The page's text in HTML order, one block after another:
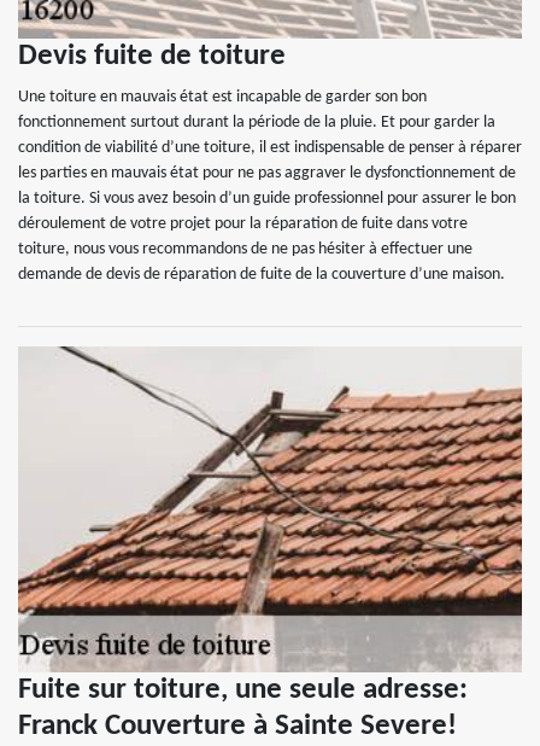
Devis fuite de toiture
Une toiture en mauvais état est incapable de garder son bon
fonctionnement surtout durant la période de la pluie. Et pour garder la
condition de viabilité d’une toiture, il est indispensable de penser à réparer
les parties en mauvais état pour ne pas aggraver le dysfonctionnement de
la toiture. Si vous avez besoin d’un guide professionnel pour assurer le bon
déroulement de votre projet pour la réparation de fuite dans votre
toiture, nous vous recommandons de ne pas hésiter à effectuer une
demande de devis de réparation de fuite de la couverture d’une maison.
Fuite sur toiture, une seule adresse:
Franck Couverture à Sainte Severe!